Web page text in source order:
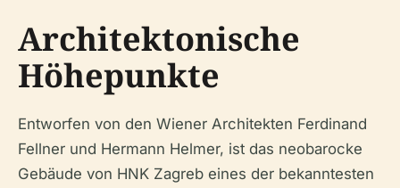
Architektonische
Höhepunkte
Entworfen von den Wiener Architekten Ferdinand
Fellner und Hermann Helmer, ist das neobarocke
Gebäude von HNK Zagreb eines der bekanntesten